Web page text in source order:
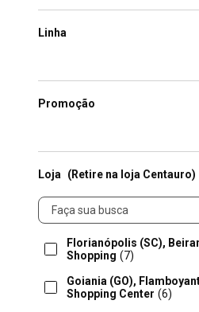
Linha
Promoção
Loja (Retire na loja Centauro)
Loja
Florianópolis (SC),
Shopping (7)
Goiania (GO),
Shopping Center (6)